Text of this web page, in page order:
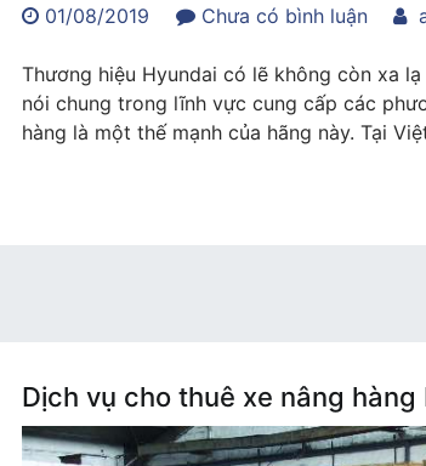
01/08/2019 Chưa có bình luậntrong
sao
nên
sử
của
MH
Thương hiệu Hyundai có lẽ không còn xa
nói chung trong lĩnh vực cung cấp các
hàng là một thế mạnh của hãng này. Tại
Dịch vụ cho thuê xe nâng